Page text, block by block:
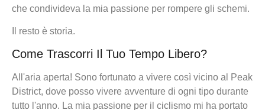
che condivideva la mia passione per rompere gli schemi.
Il resto è storia.
Come Trascorri Il Tuo Tempo Libero?
All'aria aperta! Sono fortunato a vivere così vicino al Peak
District, dove posso vivere avventure di ogni tipo durante
tutto l'anno. La mia passione per il ciclismo mi ha portato